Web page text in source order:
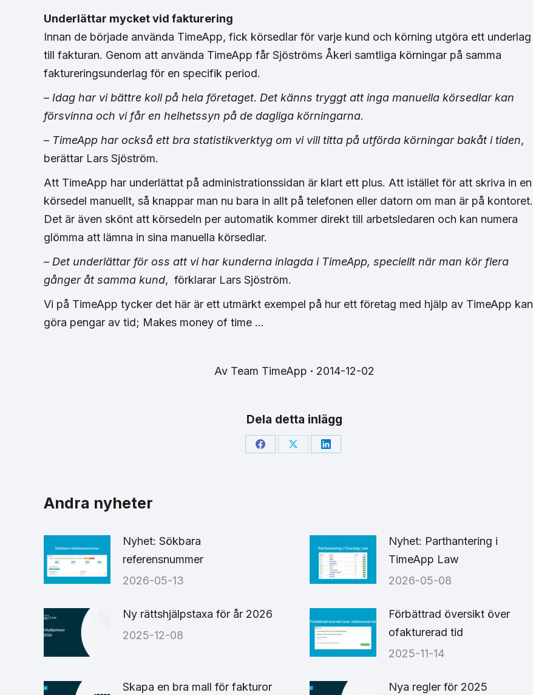
Underlättar mycket vid fakturering
Innan de började använda TimeApp, fick körsedlar för varje kund och körning utgöra ett underlag
till fakturan. Genom att använda TimeApp får Sjöströms Åkeri samtliga körningar på samma
faktureringsunderlag för en specifik period.
– Idag har vi bättre koll på hela företaget. Det känns tryggt att inga manuella körsedlar kan
försvinna och vi får en helhetssyn på de dagliga körningarna.
– TimeApp har också ett bra statistikverktyg om vi vill titta på utförda körningar bakåt i tiden,
berättar Lars Sjöström.
Att TimeApp har underlättat på administrationssidan är klart ett plus. Att istället för att skriva in en
körsedel manuellt, så knappar man nu bara in allt på telefonen eller datorn om man är på kontoret.
Det är även skönt att körsedeln per automatik kommer direkt till arbetsledaren och kan numera
glömma att lämna in sina manuella körsedlar.
– Det underlättar för oss att vi har kunderna inlagda i TimeApp, speciellt när man kör flera
gånger åt samma kund, förklarar Lars Sjöström.
Vi på TimeApp tycker det här är ett utmärkt exempel på hur ett företag med hjälp av TimeApp kan
göra pengar av tid; Makes money of time …
Av Team TimeApp 2014-12-02
Dela detta inlägg
Share Share Share
Andra nyheter
Nyhet: Sökbara
referensnummer
2026-05-13
Nyhet: Parthantering i
TimeApp Law
2026-05-08
Ny rättshjälpstaxa för år 2026
2025-12-08
Förbättrad översikt över
ofakturerad tid
2025-11-14
Skapa en bra mall för fakturor
Nya regler för 2025